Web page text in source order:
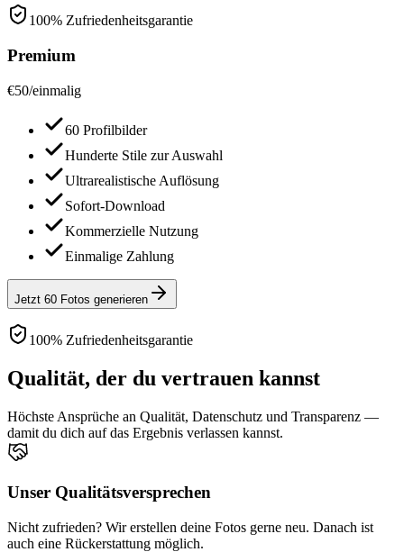
100% Zufriedenheitsgarantie
Premium
€50/einmalig
60 Profilbilder
Hunderte Stile zur Auswahl
Ultrarealistische Auflösung
Sofort-Download
Kommerzielle Nutzung
Einmalige Zahlung
Jetzt 60 Fotos generieren
100% Zufriedenheitsgarantie
Qualität, der du vertrauen kannst
Höchste Ansprüche an Qualität, Datenschutz und Transparenz —
damit du dich auf das Ergebnis verlassen kannst.
Unser Qualitätsversprechen
Nicht zufrieden? Wir erstellen deine Fotos gerne neu. Danach ist
auch eine Rückerstattung möglich.